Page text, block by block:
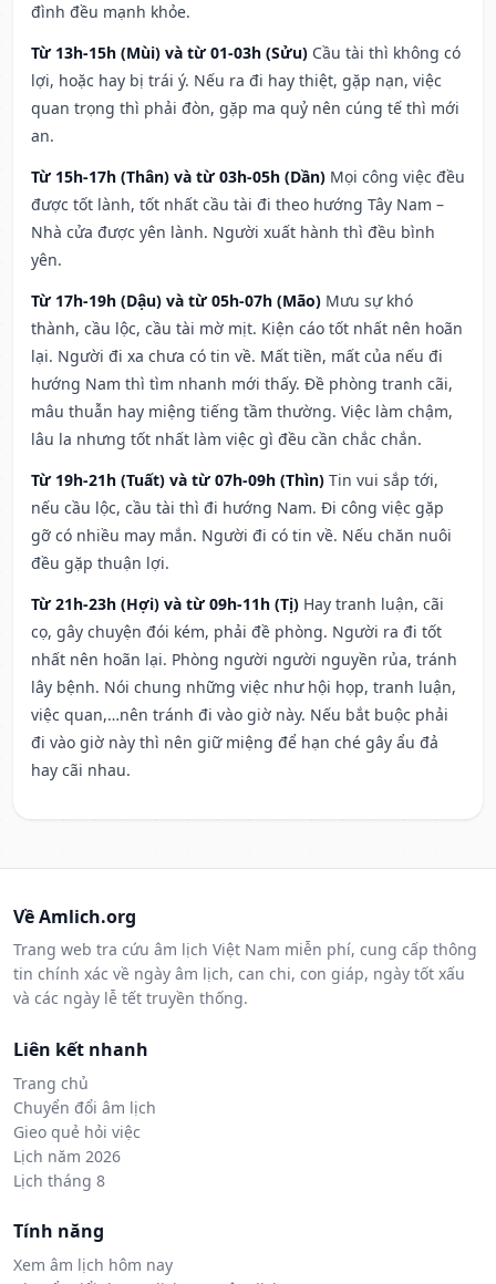
đình đều mạnh khỏe.
Từ 13h-15h (Mùi) và từ 01-03h (Sửu) Cầu tài thì không có
lợi, hoặc hay bị trái ý. Nếu ra đi hay thiệt, gặp nạn, việc
quan trọng thì phải đòn, gặp ma quỷ nên cúng tế thì mới
an.
Từ 15h-17h (Thân) và từ 03h-05h (Dần) Mọi công việc đều
được tốt lành, tốt nhất cầu tài đi theo hướng Tây Nam –
Nhà cửa được yên lành. Người xuất hành thì đều bình
yên.
Từ 17h-19h (Dậu) và từ 05h-07h (Mão) Mưu sự khó
thành, cầu lộc, cầu tài mờ mịt. Kiện cáo tốt nhất nên hoãn
lại. Người đi xa chưa có tin về. Mất tiền, mất của nếu đi
hướng Nam thì tìm nhanh mới thấy. Đề phòng tranh cãi,
mâu thuẫn hay miệng tiếng tầm thường. Việc làm chậm,
lâu la nhưng tốt nhất làm việc gì đều cần chắc chắn.
Từ 19h-21h (Tuất) và từ 07h-09h (Thìn) Tin vui sắp tới,
nếu cầu lộc, cầu tài thì đi hướng Nam. Đi công việc gặp
gỡ có nhiều may mắn. Người đi có tin về. Nếu chăn nuôi
đều gặp thuận lợi.
Từ 21h-23h (Hợi) và từ 09h-11h (Tị) Hay tranh luận, cãi
cọ, gây chuyện đói kém, phải đề phòng. Người ra đi tốt
nhất nên hoãn lại. Phòng người người nguyền rủa, tránh
lây bệnh. Nói chung những việc như hội họp, tranh luận,
việc quan,…nên tránh đi vào giờ này. Nếu bắt buộc phải
đi vào giờ này thì nên giữ miệng để hạn ché gây ẩu đả
hay cãi nhau.
Về Amlich.org
Trang web tra cứu âm lịch Việt Nam miễn phí, cung cấp thông
tin chính xác về ngày âm lịch, can chi, con giáp, ngày tốt xấu
và các ngày lễ tết truyền thống.
Liên kết nhanh
Trang chủ
Chuyển đổi âm lịch
Gieo quẻ hỏi việc
Lịch năm 2026
Lịch tháng 8
Tính năng
Xem âm lịch hôm nay